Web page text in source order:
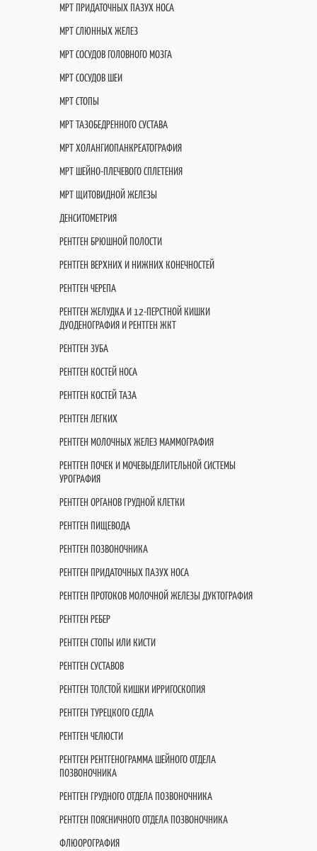
МРТ ПРИДАТОЧНЫХ ПАЗУХ НОСА
МРТ СЛЮННЫХ ЖЕЛЕЗ
МРТ СОСУДОВ ГОЛОВНОГО МОЗГА
МРТ СОСУДОВ ШЕИ
МРТ СТОПЫ
МРТ ТАЗОБЕДРЕННОГО СУСТАВА
МРТ ХОЛАНГИОПАНКРЕАТОГРАФИЯ
МРТ ШЕЙНО-ПЛЕЧЕВОГО СПЛЕТЕНИЯ
МРТ ЩИТОВИДНОЙ ЖЕЛЕЗЫ
ДЕНСИТОМЕТРИЯ
РЕНТГЕН БРЮШНОЙ ПОЛОСТИ
РЕНТГЕН ВЕРХНИХ И НИЖНИХ КОНЕЧНОСТЕЙ
РЕНТГЕН ЧЕРЕПА
РЕНТГЕН ЖЕЛУДКА И 12-ПЕРСТНОЙ КИШКИ
ДУОДЕНОГРАФИЯ И РЕНТГЕН ЖКТ
РЕНТГЕН ЗУБА
РЕНТГЕН КОСТЕЙ НОСА
РЕНТГЕН КОСТЕЙ ТАЗА
РЕНТГЕН ЛЕГКИХ
РЕНТГЕН МОЛОЧНЫХ ЖЕЛЕЗ МАММОГРАФИЯ
РЕНТГЕН ПОЧЕК И МОЧЕВЫДЕЛИТЕЛЬНОЙ СИСТЕМЫ
УРОГРАФИЯ
РЕНТГЕН ОРГАНОВ ГРУДНОЙ КЛЕТКИ
РЕНТГЕН ПИЩЕВОДА
РЕНТГЕН ПОЗВОНОЧНИКА
РЕНТГЕН ПРИДАТОЧНЫХ ПАЗУХ НОСА
РЕНТГЕН ПРОТОКОВ МОЛОЧНОЙ ЖЕЛЕЗЫ ДУКТОГРАФИЯ
РЕНТГЕН РЕБЕР
РЕНТГЕН СТОПЫ ИЛИ КИСТИ
РЕНТГЕН СУСТАВОВ
РЕНТГЕН ТОЛСТОЙ КИШКИ ИРРИГОСКОПИЯ
РЕНТГЕН ТУРЕЦКОГО СЕДЛА
РЕНТГЕН ЧЕЛЮСТИ
РЕНТГЕН РЕНТГЕНОГРАММА ШЕЙНОГО ОТДЕЛА
ПОЗВОНОЧНИКА
РЕНТГЕН ГРУДНОГО ОТДЕЛА ПОЗВОНОЧНИКА
РЕНТГЕН ПОЯСНИЧНОГО ОТДЕЛА ПОЗВОНОЧНИКА
ФЛЮОРОГРАФИЯ